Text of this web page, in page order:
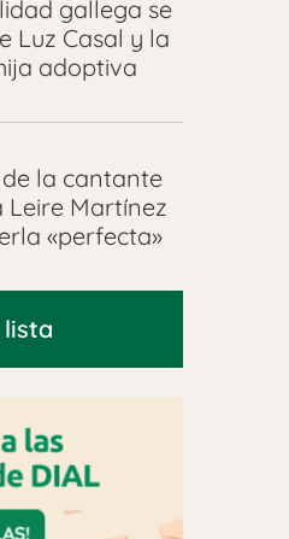
gallega se
Luz Casal y la
adoptiva
la cantante
Leire Martínez
«perfecta»